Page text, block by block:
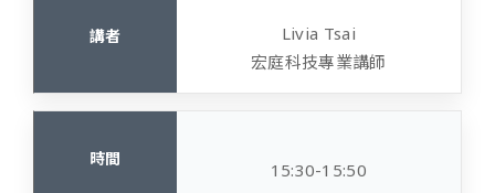
Livia Tsai
宏庭科技專業講師
15:30-15:50